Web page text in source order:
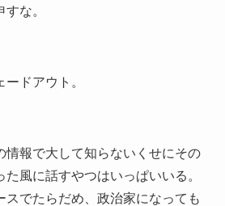
な。
ドアウト。
情報で大して知らないくせにその
風に話すやつはいっぱいいる。
スでたらだめ、政治家になっても